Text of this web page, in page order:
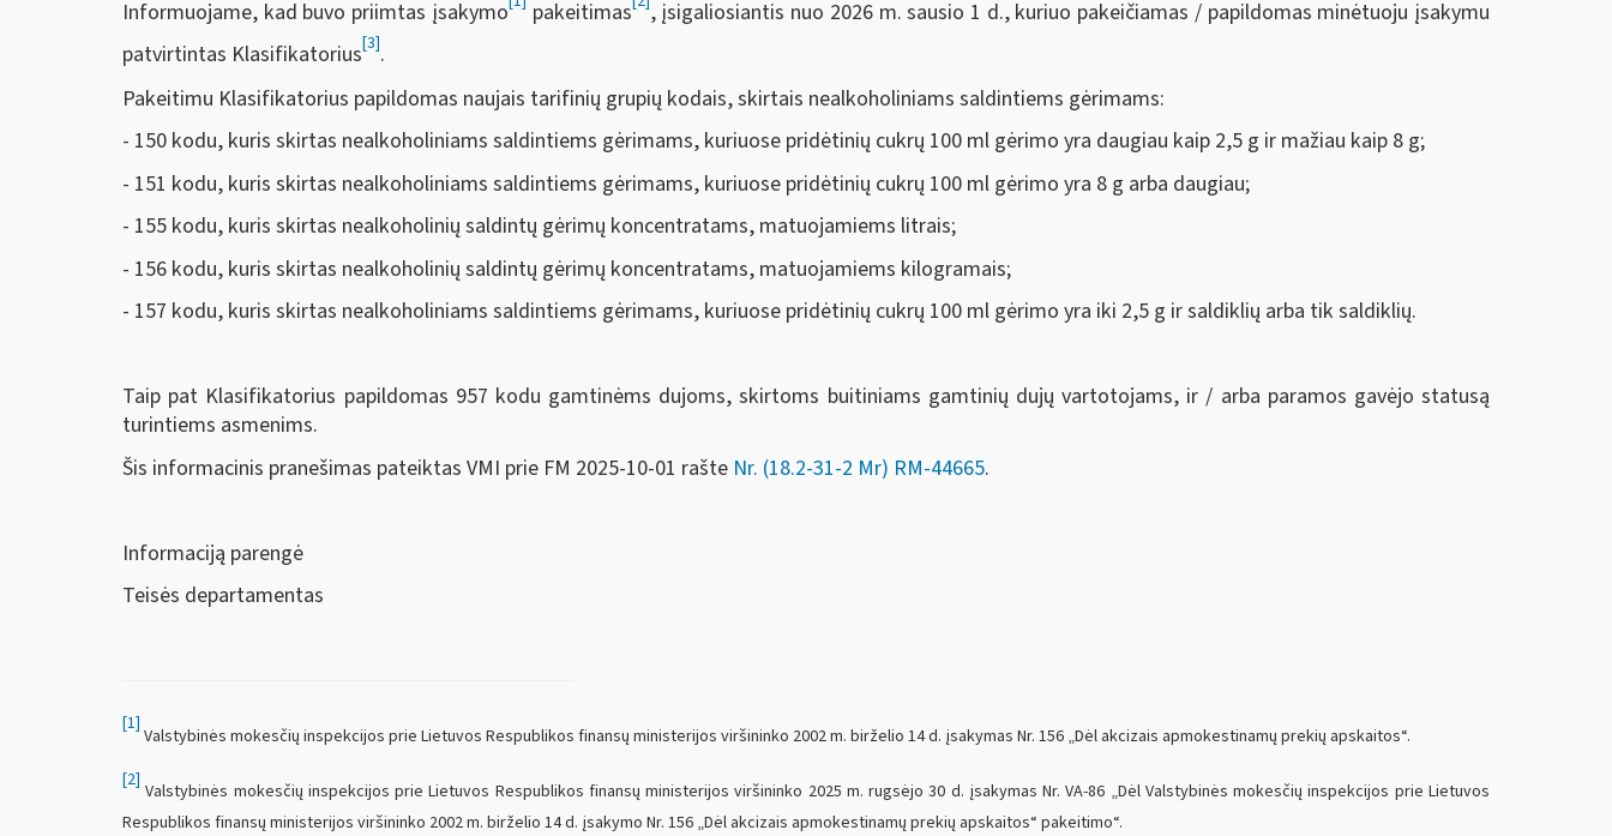
Informuojame, kad buvo priimtas įsakymo pakeitimas
, įsigaliosiantis nuo 2026 m. sausio 1 d., kuriuo pakeičiamas / papildomas minėtuoju įsakymu
patvirtintas Klasifikatorius[3].
Pakeitimu Klasifikatorius papildomas naujais tarifinių grupių kodais, skirtais nealkoholiniams saldintiems gėrimams:
- 150 kodu, kuris skirtas nealkoholiniams saldintiems gėrimams, kuriuose pridėtinių cukrų 100 ml gėrimo yra daugiau kaip 2,5 g ir mažiau kaip 8 g;
- 151 kodu, kuris skirtas nealkoholiniams saldintiems gėrimams, kuriuose pridėtinių cukrų 100 ml gėrimo yra 8 g arba daugiau;
- 155 kodu, kuris skirtas nealkoholinių saldintų gėrimų koncentratams, matuojamiems litrais;
- 156 kodu, kuris skirtas nealkoholinių saldintų gėrimų koncentratams, matuojamiems kilogramais;
- 157 kodu, kuris skirtas nealkoholiniams saldintiems gėrimams, kuriuose pridėtinių cukrų 100 ml gėrimo yra iki 2,5 g ir saldiklių arba tik saldiklių.
Taip pat Klasifikatorius papildomas 957 kodu gamtinėms dujoms, skirtoms buitiniams gamtinių dujų vartotojams, ir / arba paramos gavėjo statusą
turintiems asmenims.
Šis informacinis pranešimas pateiktas VMI prie FM 2025-10-01 rašte Nr. (18.2-31-2 Mr) RM-44665.
Informaciją parengė
Teisės departamentas
[1]
Valstybinės mokesčių inspekcijos prie Lietuvos Respublikos finansų ministerijos viršininko 2002 m. birželio 14 d. įsakymas Nr. 156 „Dėl akcizais apmokestinamų prekių apskaitos“.
[2]
Valstybinės mokesčių inspekcijos prie Lietuvos Respublikos finansų ministerijos viršininko 2025 m. rugsėjo 30 d. įsakymas Nr. VA-86 „Dėl Valstybinės mokesčių inspekcijos prie Lietuvos
Respublikos finansų ministerijos viršininko 2002 m. birželio 14 d. įsakymo Nr. 156 „Dėl akcizais apmokestinamų prekių apskaitos“ pakeitimo“.